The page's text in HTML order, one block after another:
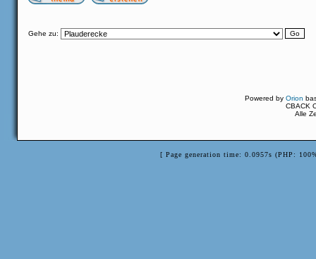
Gehe zu:
Powered byOrion
CBACK
Alle
[ Page generation time: 0.0957s (PHP: